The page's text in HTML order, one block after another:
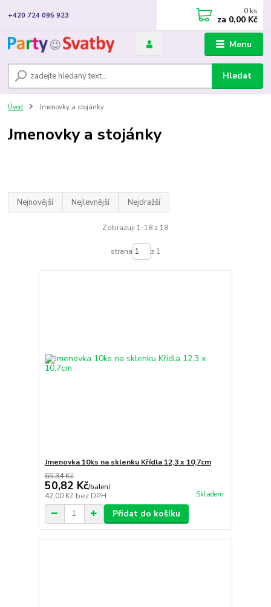
Menu
Hledat
+420 724 095 923 0 ks
za 0,00 Kč
Úvod Jmenovky a stojánky
Jmenovky a stojánky
Nejnovější Nejlevnější Nejdražší
Zobrazuji 1-18 z 18
strana z 1
Jmenovka 10ks na sklenku Křídla 12,3 x 10,7cm
65,34 Kč
50,82 Kč/balení
42,00 Kč bez DPH Skladem
Přidat do košíku